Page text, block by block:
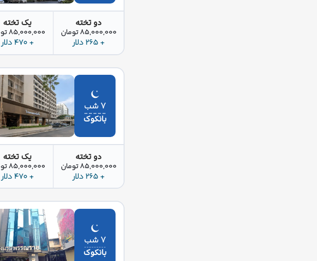
دو تخته
85,000,000 تومان
+ 265 دلار
یک تخته
85,000,000 تومان
+ 470 دلار
۷ شب
بانکوک
دو تخته
85,000,000 تومان
+ 265 دلار
یک تخته
85,000,000 تومان
+ 470 دلار
۷ شب
بانکوک